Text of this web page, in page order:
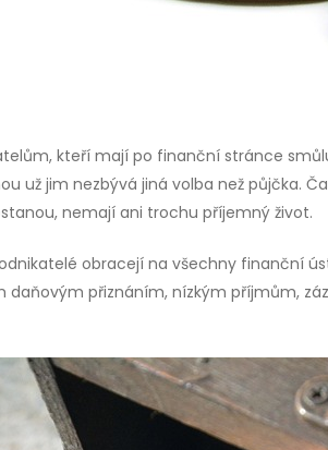
kteří mají po finanční stránce
už jim nezbývá jiná volba než půjčka.
nemají ani trochu příjemný život.
obracejí na všechny finanční
daňovým přiznáním, nízkým příjmům,